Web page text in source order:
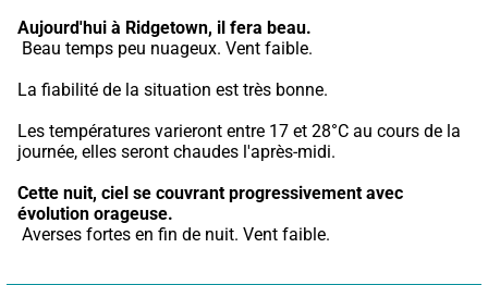
Aujourd'hui à Ridgetown, il fera beau.
Beau temps peu nuageux. Vent faible.
La fiabilité de la situation est très bonne.
Les températures varieront entre 17 et 28°C au cours de la
journée, elles seront chaudes l'après-midi.
Cette nuit, ciel se couvrant progressivement avec
évolution orageuse.
Averses fortes en fin de nuit. Vent faible.